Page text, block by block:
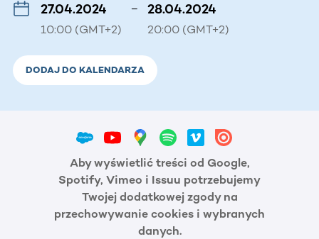
27.04.2024
10:00 (GMT+2)
– 28.04.2024
20:00 (GMT+2)
DODAJ DO KALENDARZA
Aby wyświetlić treści od Google,
Spotify, Vimeo i Issuu potrzebujemy
Twojej dodatkowej zgody na
przechowywanie cookies i wybranych
danych.